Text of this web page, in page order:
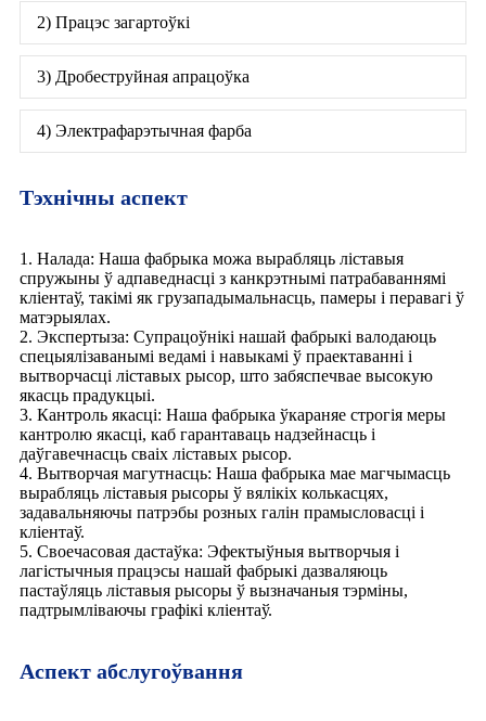
2) Працэс загартоўкі
3) Дробеструйная апрацоўка
4) Электрафарэтычная фарба
Тэхнічны аспект
1. Налада: Наша фабрыка можа вырабляць ліставыя
спружыны ў адпаведнасці з канкрэтнымі патрабаваннямі
кліентаў, такімі як грузападымальнасць, памеры і перавагі ў
матэрыялах.
2. Экспертыза: Супрацоўнікі нашай фабрыкі валодаюць
спецыялізаванымі ведамі і навыкамі ў праектаванні і
вытворчасці ліставых рысор, што забяспечвае высокую
якасць прадукцыі.
3. Кантроль якасці: Наша фабрыка ўкараняе строгія меры
кантролю якасці, каб гарантаваць надзейнасць і
даўгавечнасць сваіх ліставых рысор.
4. Вытворчая магутнасць: Наша фабрыка мае магчымасць
вырабляць ліставыя рысоры ў вялікіх колькасцях,
задавальняючы патрэбы розных галін прамысловасці і
кліентаў.
5. Своечасовая дастаўка: Эфектыўныя вытворчыя і
лагістычныя працэсы нашай фабрыкі дазваляюць
пастаўляць ліставыя рысоры ў вызначаныя тэрміны,
падтрымліваючы графікі кліентаў.
Аспект абслугоўвання